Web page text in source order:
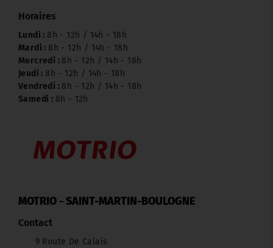
Horaires
Lundi : 8h - 12h / 14h - 18h
Mardi : 8h - 12h / 14h - 18h
Mercredi : 8h - 12h / 14h - 18h
Jeudi : 8h - 12h / 14h - 18h
Vendredi : 8h - 12h / 14h - 18h
Samedi : 8h - 12h
MOTRIO - SAINT-MARTIN-BOULOGNE
Contact
9 Route De Calais